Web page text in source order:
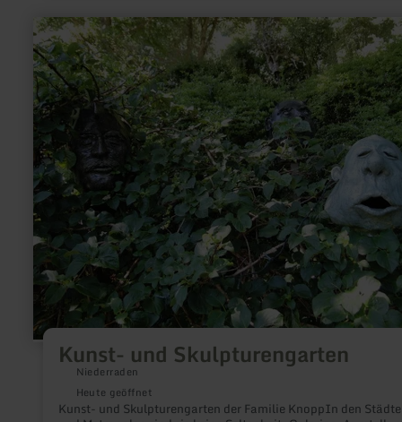
Kunst- und Skulpturengarten
Niederraden
Heute geöffnet
Kunst- und Skulpturengarten der Familie KnoppIn den
mehr
erfahren
zu:
Kunst-
und
Skulpturengarten